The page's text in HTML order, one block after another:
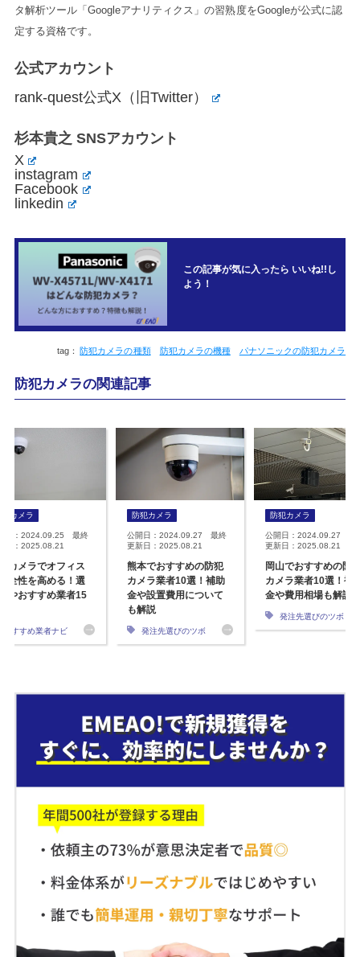
タ解析ツール「Googleアナリティクス」の習熟度をGoogleが公式に認
定する資格です。
公式アカウント
rank-quest公式X（旧Twitter）
杉本貴之 SNSアカウント
X
instagram
Facebook
linkedin
この記事が気に入ったら いいね!!し
よう！
防犯カメラの種類 防犯カメラの機種 パナソニックの防犯カメラ
防犯カメラの関連記事
犯カメラ
日：2024.09.25 最終
日：2025.08.21
カメラでオフィス
全性を高める！選
やおすすめ業者15
おすすめ業者ナビ
防犯カメラ
公開日：2024.09.27 最終
更新日：2025.08.21
熊本でおすすめの防犯
カメラ業者10選！補助
金や設置費用について
も解説
発注先選びのツボ
防犯カメラ
公開日：2024.09.27 最
更新日：2025.08.21
岡山でおすすめの防
カメラ業者10選！補
金や費用相場も解説
発注先選びのツボ